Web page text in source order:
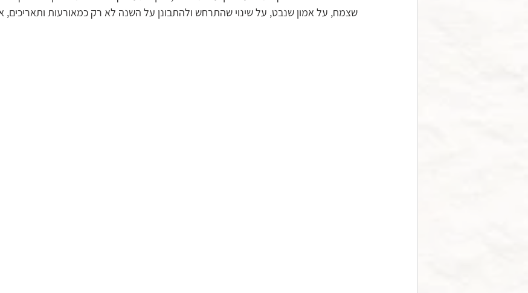
שצמח, על אמון שנבט, על שינוי שהתרחש ולהתבונן על השנה לא רק כמאורעות ותאריכים,